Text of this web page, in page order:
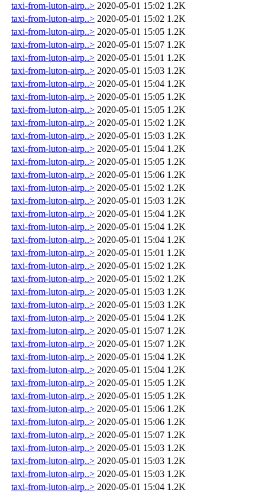
taxi-from-luton-airp..> 2020-05-01 15:02 1.2K
taxi-from-luton-airp..> 2020-05-01 15:02 1.2K
taxi-from-luton-airp..> 2020-05-01 15:05 1.2K
taxi-from-luton-airp..> 2020-05-01 15:07 1.2K
taxi-from-luton-airp..> 2020-05-01 15:01 1.2K
taxi-from-luton-airp..> 2020-05-01 15:03 1.2K
taxi-from-luton-airp..> 2020-05-01 15:04 1.2K
taxi-from-luton-airp..> 2020-05-01 15:05 1.2K
taxi-from-luton-airp..> 2020-05-01 15:05 1.2K
taxi-from-luton-airp..> 2020-05-01 15:02 1.2K
taxi-from-luton-airp..> 2020-05-01 15:03 1.2K
taxi-from-luton-airp..> 2020-05-01 15:04 1.2K
taxi-from-luton-airp..> 2020-05-01 15:05 1.2K
taxi-from-luton-airp..> 2020-05-01 15:06 1.2K
taxi-from-luton-airp..> 2020-05-01 15:02 1.2K
taxi-from-luton-airp..> 2020-05-01 15:03 1.2K
taxi-from-luton-airp..> 2020-05-01 15:04 1.2K
taxi-from-luton-airp..> 2020-05-01 15:04 1.2K
taxi-from-luton-airp..> 2020-05-01 15:04 1.2K
taxi-from-luton-airp..> 2020-05-01 15:01 1.2K
taxi-from-luton-airp..> 2020-05-01 15:02 1.2K
taxi-from-luton-airp..> 2020-05-01 15:02 1.2K
taxi-from-luton-airp..> 2020-05-01 15:03 1.2K
taxi-from-luton-airp..> 2020-05-01 15:03 1.2K
taxi-from-luton-airp..> 2020-05-01 15:04 1.2K
taxi-from-luton-airp..> 2020-05-01 15:07 1.2K
taxi-from-luton-airp..> 2020-05-01 15:07 1.2K
taxi-from-luton-airp..> 2020-05-01 15:04 1.2K
taxi-from-luton-airp..> 2020-05-01 15:04 1.2K
taxi-from-luton-airp..> 2020-05-01 15:05 1.2K
taxi-from-luton-airp..> 2020-05-01 15:05 1.2K
taxi-from-luton-airp..> 2020-05-01 15:06 1.2K
taxi-from-luton-airp..> 2020-05-01 15:06 1.2K
taxi-from-luton-airp..> 2020-05-01 15:07 1.2K
taxi-from-luton-airp..> 2020-05-01 15:03 1.2K
taxi-from-luton-airp..> 2020-05-01 15:03 1.2K
taxi-from-luton-airp..> 2020-05-01 15:03 1.2K
taxi-from-luton-airp..> 2020-05-01 15:04 1.2K